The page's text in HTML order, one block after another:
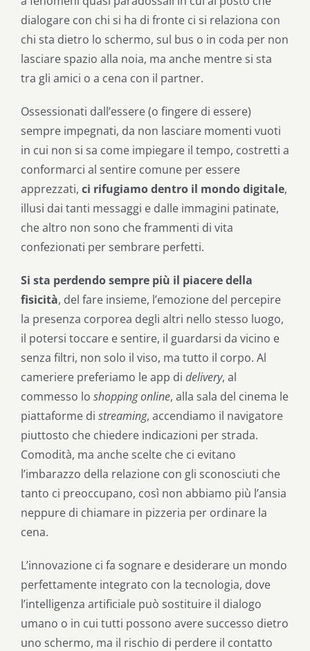
dialogare con chi si ha di fronte ci si relaziona con
chi sta dietro lo schermo, sul bus o in coda per non
lasciare spazio alla noia, ma anche mentre si sta
tra gli amici o a cena con il partner.
Ossessionati dall’essere (o fingere di essere)
sempre impegnati, da non lasciare momenti vuoti
in cui non si sa come impiegare il tempo, costretti a
conformarci al sentire comune per essere
apprezzati, ci rifugiamo dentro il mondo digitale,
illusi dai tanti messaggi e dalle immagini patinate,
che altro non sono che frammenti di vita
confezionati per sembrare perfetti.
Si sta perdendo sempre più il piacere della
fisicità, del fare insieme, l’emozione del percepire
la presenza corporea degli altri nello stesso luogo,
il potersi toccare e sentire, il guardarsi da vicino e
senza filtri, non solo il viso, ma tutto il corpo. Al
cameriere preferiamo le app di delivery, al
commesso lo shopping online, alla sala del cinema le
piattaforme di streaming, accendiamo il navigatore
piuttosto che chiedere indicazioni per strada.
Comodità, ma anche scelte che ci evitano
l’imbarazzo della relazione con gli sconosciuti che
tanto ci preoccupano, così non abbiamo più l’ansia
neppure di chiamare in pizzeria per ordinare la
cena.
L’innovazione ci fa sognare e desiderare un mondo
perfettamente integrato con la tecnologia, dove
l’intelligenza artificiale può sostituire il dialogo
umano o in cui tutti possono avere successo dietro
uno schermo, ma il rischio di perdere il contatto